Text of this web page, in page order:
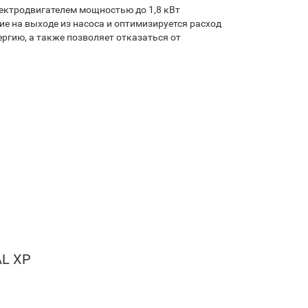
мощностью до 1,8 кВт
на выходе из насоса и оптимизируется расход
а также позволяет отказаться от
XP